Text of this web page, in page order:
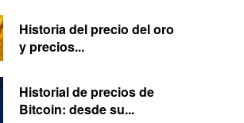
Historia del precio del oro
y precios...
Historial de precios de
Bitcoin: desde su...